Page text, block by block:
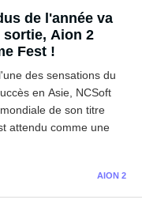
de l'année va
Aion 2
Fest !
des sensations du
en Asie, NCSoft
de son titre
attendu comme une
AION 2